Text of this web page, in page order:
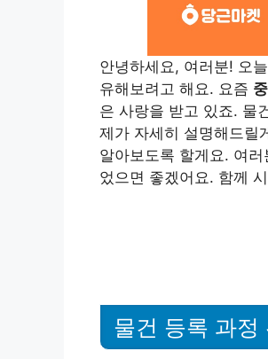
안녕하세요, 여러분! 오
유해보려고 해요. 요즘
은 사랑을 받고 있죠. 물
제가 자세히 설명해드릴
알아보도록 할게요. 여러
었으면 좋겠어요. 함께
물건 등록 과정